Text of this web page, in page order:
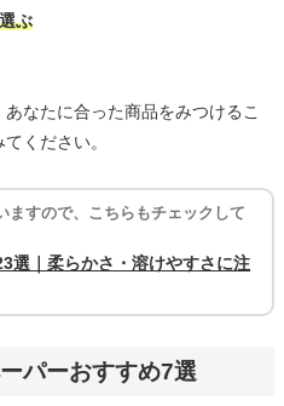
ぶ
なたに合った商品をみつけるこ
ください。
ますので、こちらもチェックして
選｜柔らかさ・溶けやすさに注
パーおすすめ7選